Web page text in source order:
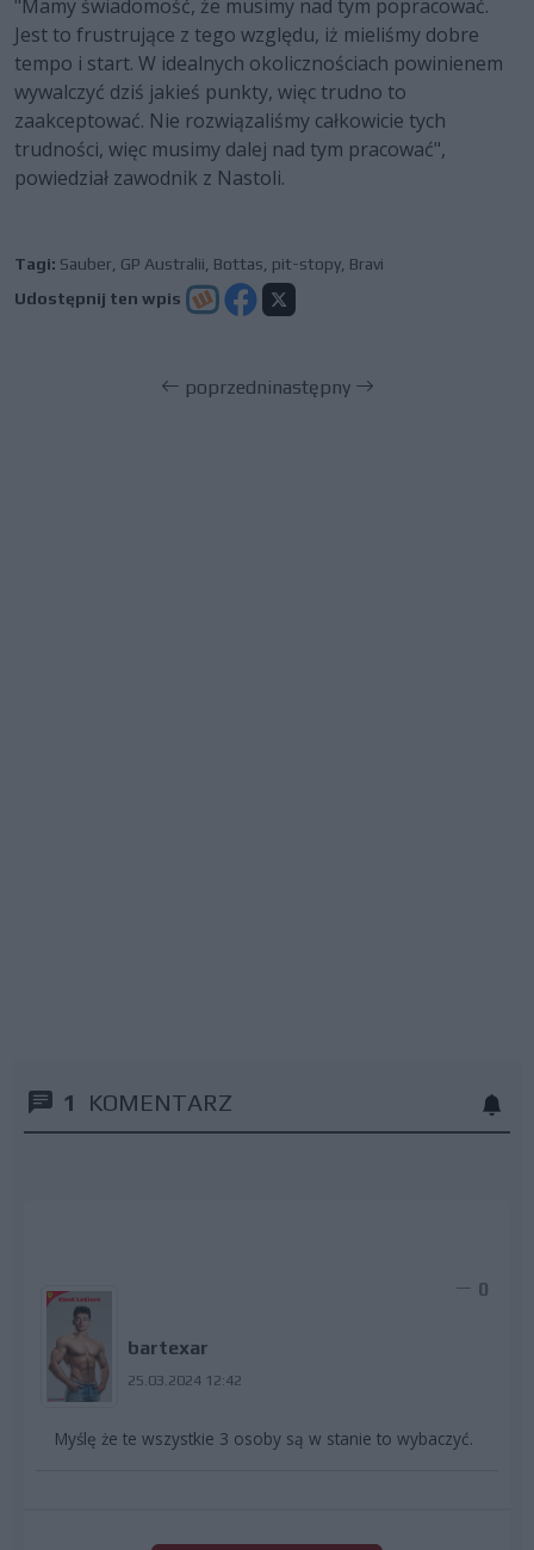
"Mamy świadomość, że musimy nad tym popracować.
Jest to frustrujące z tego względu, iż mieliśmy dobre
tempo i start. W idealnych okolicznościach powinienem
wywalczyć dziś jakieś punkty, więc trudno to
zaakceptować. Nie rozwiązaliśmy całkowicie tych
trudności, więc musimy dalej nad tym pracować",
powiedział zawodnik z Nastoli.
Tagi: Sauber GP Australii Bottas pit-stopy Bravi
Udostępnij ten wpis
poprzedninastępny
1 KOMENTARZ
bartexar
25.03.2024 12:42
0
Myślę że te wszystkie 3 osoby są w stanie to wybaczyć.